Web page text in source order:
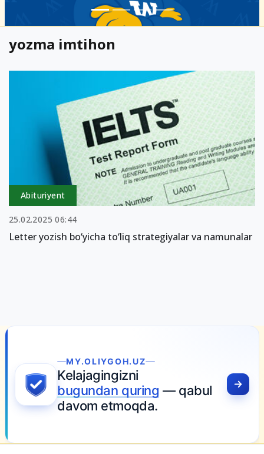
yozma imtihon
Abituriyent
25.02.2025 06:44
Letter yozish bo‘yicha to‘liq strategiyalar va namunalar
MY.OLIYGOH.UZ
Kelajagingizni
bugundan quring — qabul
davom etmoqda.